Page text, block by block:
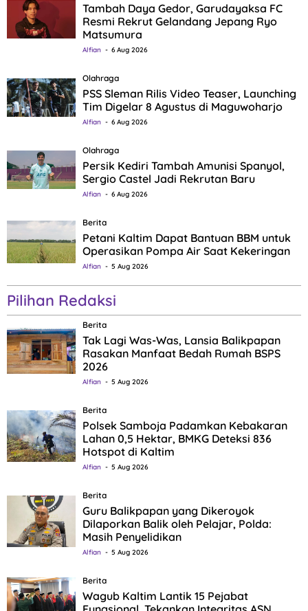
Tambah Daya Gedor, Garudayaksa FC
Resmi Rekrut Gelandang Jepang Ryo
Matsumura
Alfian 6 Aug 2026
Olahraga
PSS Sleman Rilis Video Teaser, Launching
Tim Digelar 8 Agustus di Maguwoharjo
Alfian 6 Aug 2026
Olahraga
Persik Kediri Tambah Amunisi Spanyol,
Sergio Castel Jadi Rekrutan Baru
Alfian 6 Aug 2026
Berita
Petani Kaltim Dapat Bantuan BBM untuk
Operasikan Pompa Air Saat Kekeringan
Alfian 5 Aug 2026
Pilihan Redaksi
Berita
Tak Lagi Was-Was, Lansia Balikpapan
Rasakan Manfaat Bedah Rumah BSPS
2026
Alfian 5 Aug 2026
Berita
Polsek Samboja Padamkan Kebakaran
Lahan 0,5 Hektar, BMKG Deteksi 836
Hotspot di Kaltim
Alfian 5 Aug 2026
Berita
Guru Balikpapan yang Dikeroyok
Dilaporkan Balik oleh Pelajar, Polda:
Masih Penyelidikan
Alfian 5 Aug 2026
Berita
Wagub Kaltim Lantik 15 Pejabat